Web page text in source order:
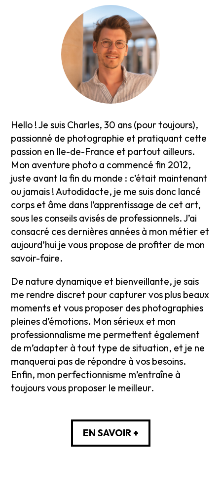
Hello ! Je suis Charles, 30 ans (pour toujours),
passionné de photographie et pratiquant cette
passion en Ile-de-France et partout ailleurs.
Mon aventure photo a commencé fin 2012,
juste avant la fin du monde : c’était maintenant
ou jamais ! Autodidacte, je me suis donc lancé
corps et âme dans l’apprentissage de cet art,
sous les conseils avisés de professionnels. J’ai
consacré ces dernières années à mon métier et
aujourd’hui je vous propose de profiter de mon
savoir-faire.
De nature dynamique et bienveillante, je sais
me rendre discret pour capturer vos plus beaux
moments et vous proposer des photographies
pleines d’émotions. Mon sérieux et mon
professionnalisme me permettent également
de m’adapter à tout type de situation, et je ne
manquerai pas de répondre à vos besoins.
Enfin, mon perfectionnisme m’entraîne à
toujours vous proposer le meilleur.
EN SAVOIR +